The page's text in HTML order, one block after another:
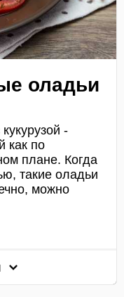
оладьи
-
как по
плане. Когда
такие оладьи
можно